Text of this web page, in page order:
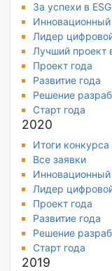
За успехи в
Инновационный
Лидер
Лучший проект
Проект года
Развитие года
Решение
Старт года
2020
Итоги конкурса
Все заявки
Инновационный
Лидер
Проект года
Развитие года
Решение
Старт года
2019